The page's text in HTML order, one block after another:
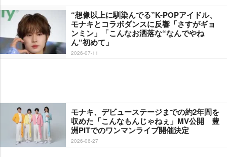
“想像以上に馴染んでる”K-POPアイドル、
モナキとコラボダンスに反響「さすがギョ
ンミン」「こんなお洒落な“なんでやね
ん”初めて」
2026-07-11
モナキ、デビューステージまでの約2年間を
収めた「こんなもんじゃねぇ」MV公開 豊
洲PITでのワンマンライブ開催決定
2026-06-27